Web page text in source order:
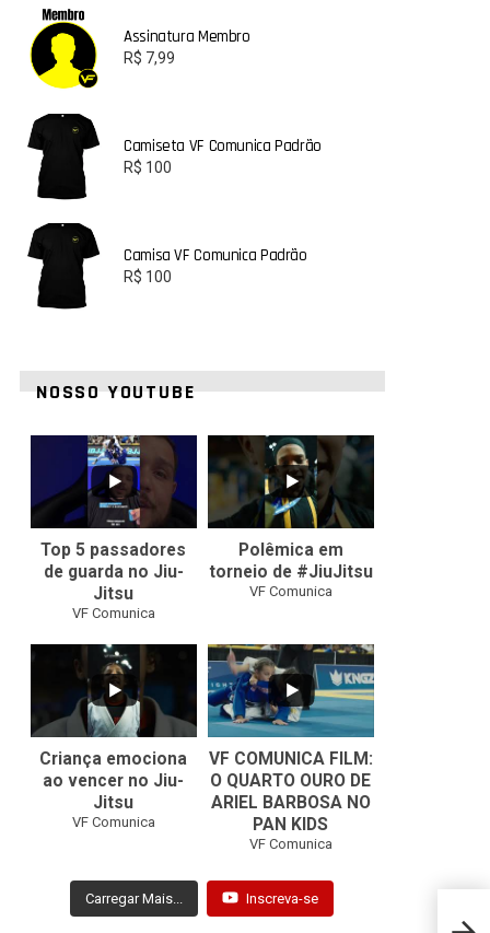
Assinatura Membro
R$ 7,99
Camiseta VF Comunica Padrão
R$ 100
Camisa VF Comunica Padrão
R$ 100
NOSSO YOUTUBE
1
Top 5 passadores
de guarda no Jiu-
Jitsu
VF Comunica
47 1
Polêmica em
torneio de #JiuJitsu
VF Comunica
0
Criança emociona
ao vencer no Jiu-
Jitsu
VF Comunica
...
0
VF COMUNICA FILM:
O QUARTO OURO DE
ARIEL BARBOSA NO
PAN KIDS
VF Comunica
Carregar Mais... Inscreva-se